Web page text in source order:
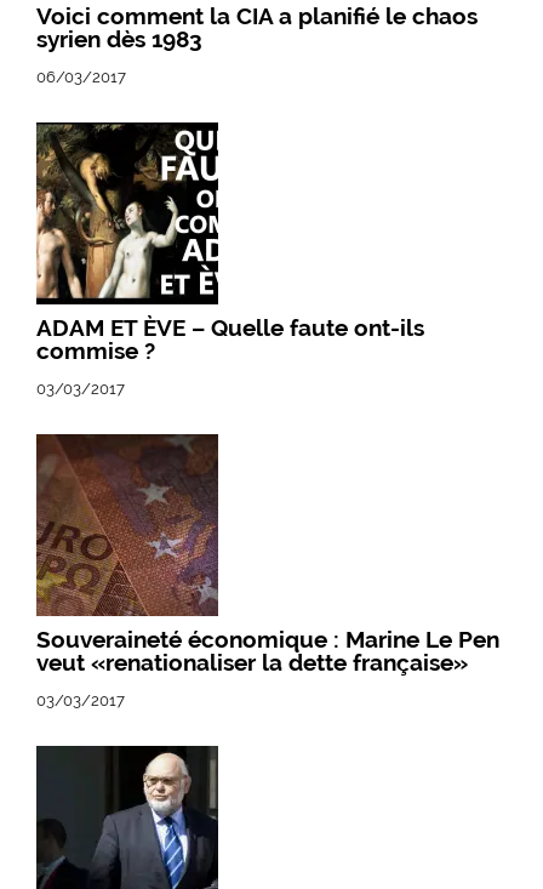
Voici comment la CIA a planifié le chaos
syrien dès 1983
06/03/2017
ADAM ET ÈVE – Quelle faute ont-ils
commise ?
03/03/2017
Souveraineté économique : Marine Le Pen
veut «renationaliser la dette française»
03/03/2017